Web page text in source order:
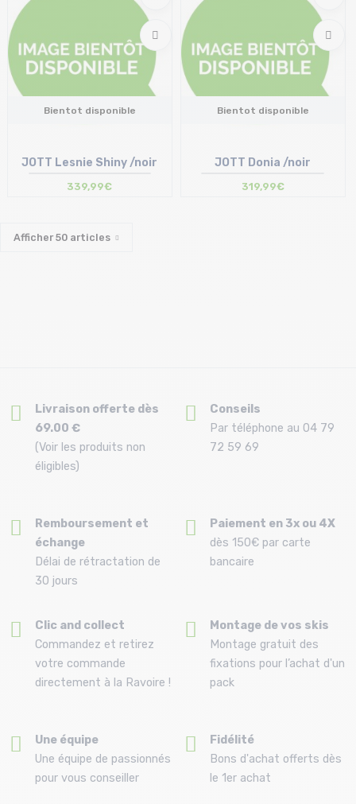
Bientot disponible
JOTT Lesnie Shiny /noir
339,99€
Bientot disponible
JOTT Donia /noir
319,99€
Afficher50 articles
Livraison offerte dès
69.00 €
(Voir les produits non
éligibles)
Conseils
Par téléphone au 04 79
72 59 69
Remboursement et
échange
Délai de rétractation de
30 jours
Paiement en 3x ou 4X
dès 150€ par carte
bancaire
Clic and collect
Commandez et retirez
votre commande
directement à la Ravoire !
Montage de vos skis
Montage gratuit des
fixations pour l’achat d'un
pack
Une équipe
Une équipe de passionnés
pour vous conseiller
Fidélité
Bons d'achat offerts dès
le 1er achat